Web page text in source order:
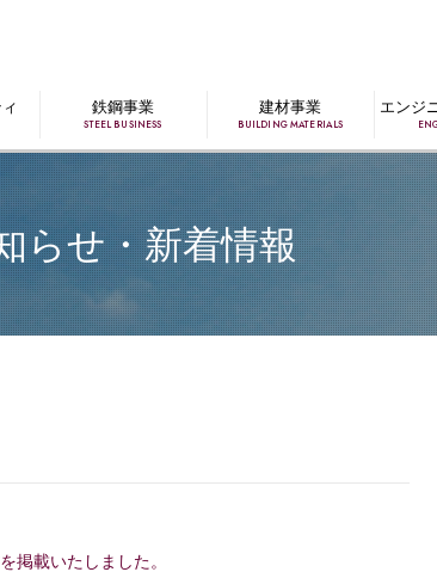
鉄鋼事業
STEEL BUSINESS
建材事業
BUILDING MATERIALS
エンジ
らせ・新着情報
掲載いたしました。